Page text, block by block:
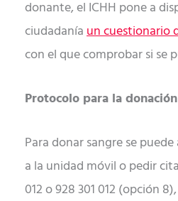
donante, el ICHH pone a
ciudadaníaun cuestionario
con el que comprobar si se
Protocolo para la donación
Para donar sangre se
a la unidad móvil o pedir
012 o 928 301 012 (opción